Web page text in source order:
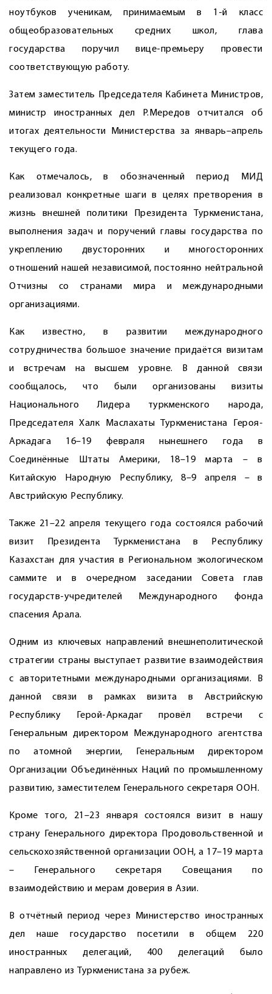
ноутбуков ученикам, принимаемым в 1-й класс
общеобразовательных средних школ, глава
государства поручил вице-премьеру провести
соответствующую работу.
Затем заместитель Председателя Кабинета Министров,
министр иностранных дел Р.Мередов отчитался об
итогах деятельности Министерства за январь–апрель
текущего года.
Как отмечалось, в обозначенный период МИД
реализовал конкретные шаги в целях претворения в
жизнь внешней политики Президента Туркменистана,
выполнения задач и поручений главы государства по
укреплению двусторонних и многосторонних
отношений нашей независимой, постоянно нейтральной
Отчизны со странами мира и международными
организациями.
Как известно, в развитии международного
сотрудничества большое значение придаётся визитам
и встречам на высшем уровне. В данной связи
сообщалось, что были организованы визиты
Национального Лидера туркменского народа,
Председателя Халк Маслахаты Туркменистана Героя-
Аркадага 16–19 февраля нынешнего года в
Соединённые Штаты Америки, 18–19 марта – в
Китайскую Народную Республику, 8–9 апреля – в
Австрийскую Республику.
Также 21–22 апреля текущего года состоялся рабочий
визит Президента Туркменистана в Республику
Казахстан для участия в Региональном экологическом
саммите и в очередном заседании Совета глав
государств-учредителей Международного фонда
спасения Арала.
Одним из ключевых направлений внешнеполитической
стратегии страны выступает развитие взаимодействия
с авторитетными международными организациями. В
данной связи в рамках визита в Австрийскую
Республику Герой-Аркадаг провёл встречи с
Генеральным директором Международного агентства
по атомной энергии, Генеральным директором
Организации Объединённых Наций по промышленному
развитию, заместителем Генерального секретаря ООН.
Кроме того, 21–23 января состоялся визит в нашу
страну Генерального директора Продовольственной и
сельскохозяйственной организации ООН, а 17–19 марта
– Генерального секретаря Совещания по
взаимодействию и мерам доверия в Азии.
В отчётный период через Министерство иностранных
дел наше государство посетили в общем 220
иностранных делегаций, 400 делегаций было
направлено из Туркменистана за рубеж.